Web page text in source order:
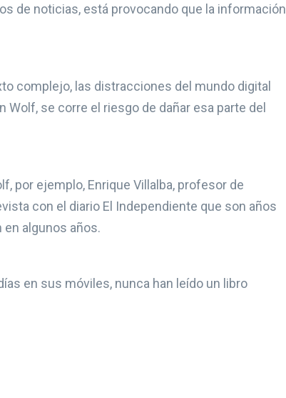
de noticias, está provocando que la información
complejo, las distracciones del mundo digital
se corre el riesgo de dañar esa parte del
por ejemplo, Enrique Villalba, profesor de
con el diario El Independiente que son años
algunos años.
en sus móviles, nunca han leído un libro